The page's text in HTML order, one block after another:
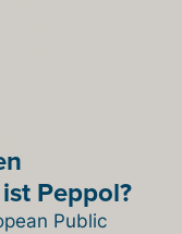
Peppol?
Public